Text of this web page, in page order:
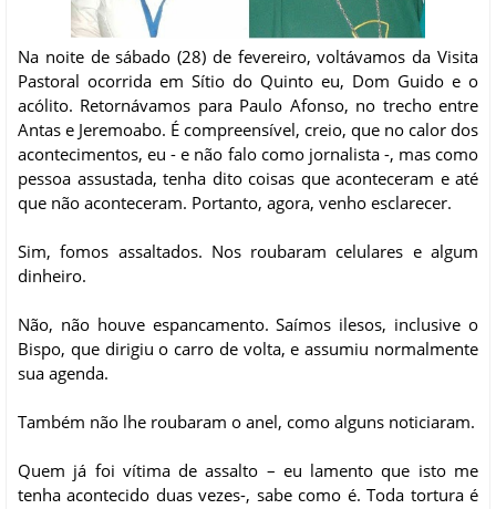
Na noite de sábado (28) de fevereiro, voltávamos da Visita
Pastoral ocorrida em Sítio do Quinto eu, Dom Guido e o
acólito. Retornávamos para Paulo Afonso, no trecho entre
Antas e Jeremoabo. É compreensível, creio, que no calor dos
acontecimentos, eu - e não falo como jornalista -, mas como
pessoa assustada, tenha dito coisas que aconteceram e até
que não aconteceram. Portanto, agora, venho esclarecer.
Sim, fomos assaltados. Nos roubaram celulares e algum
dinheiro.
Não, não houve espancamento. Saímos ilesos, inclusive o
Bispo, que dirigiu o carro de volta, e assumiu normalmente
sua agenda.
Também não lhe roubaram o anel, como alguns noticiaram.
Quem já foi vítima de assalto – eu lamento que isto me
tenha acontecido duas vezes-, sabe como é. Toda tortura é